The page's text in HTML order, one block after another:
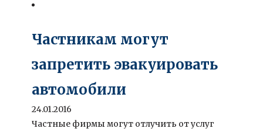
Частникам могут
запретить эвакуировать
автомобили
24.01.2016
Частные фирмы могут отлучить от услуг